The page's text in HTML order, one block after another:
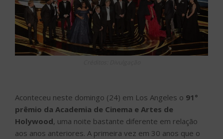
Aconteceu neste domingo (24) em Los Angeles o 91°
prêmio da Academia de Cinema e Artes de
Holywood, uma noite bastante diferente em relação
aos anos anteriores. A primeira vez em 30 anos que o